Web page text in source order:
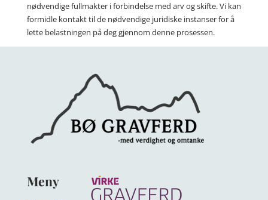
nødvendige fullmakter i forbindelse med arv og skifte. Vi kan
formidle kontakt til de nødvendige juridiske instanser for å
lette belastningen på deg gjennom denne prosessen.
Meny